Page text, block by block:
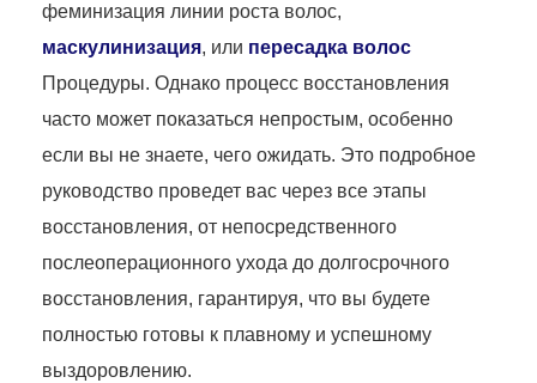
феминизация линии роста волос,
маскулинизация, или пересадка волос
Процедуры. Однако процесс восстановления
часто может показаться непростым, особенно
если вы не знаете, чего ожидать. Это подробное
руководство проведет вас через все этапы
восстановления, от непосредственного
послеоперационного ухода до долгосрочного
восстановления, гарантируя, что вы будете
полностью готовы к плавному и успешному
выздоровлению.